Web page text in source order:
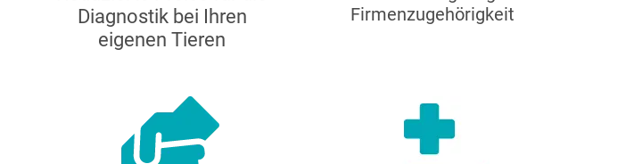
Diagnostik bei Ihren
eigenen Tieren
Firmenzugehörigkeit